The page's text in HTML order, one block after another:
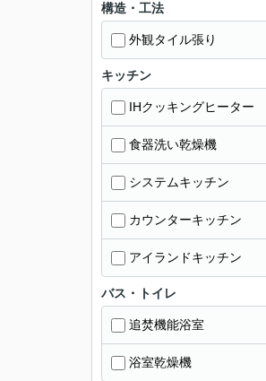
構造・工法
外観タイル張り
キッチン
IHクッキングヒーター
食器洗い乾燥機
システムキッチン
カウンターキッチン
アイランドキッチン
バス・トイレ
追焚機能浴室
浴室乾燥機